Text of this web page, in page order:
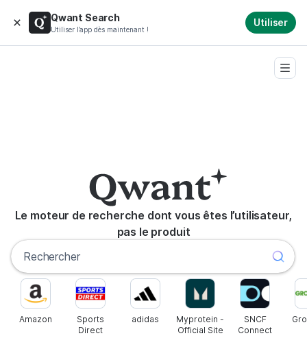
Qwant Search
Utiliser l’app dès maintenant !
Utiliser
Le moteur de recherche dont vous êtes l’utilisateur,
pas le produit
Amazon
Sports
Direct
adidas
Myprotein -
Official Site
SNCF
Connect